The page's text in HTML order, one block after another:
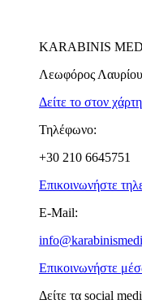
KARABINIS
Λεωφόρος
Δείτε το στον χάρτη
Τηλέφωνο:
+30 210 6645751
Επικοινωνήστε
E-Mail:
Επικοινωνήστε
Δείτε τα social